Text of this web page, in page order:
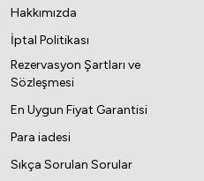
Hakkımızda
İptal Politikası
Rezervasyon Şartları ve
Sözleşmesi
En Uygun Fiyat Garantisi
Para iadesi
Sıkça Sorulan Sorular